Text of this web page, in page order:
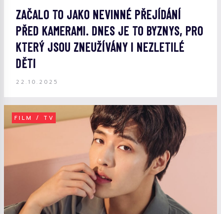
ZAČALO TO JAKO NEVINNÉ PŘEJÍDÁNÍ
PŘED KAMERAMI. DNES JE TO BYZNYS, PRO
KTERÝ JSOU ZNEUŽÍVÁNY I NEZLETILÉ
DĚTI
22.10.2025
FILM / TV